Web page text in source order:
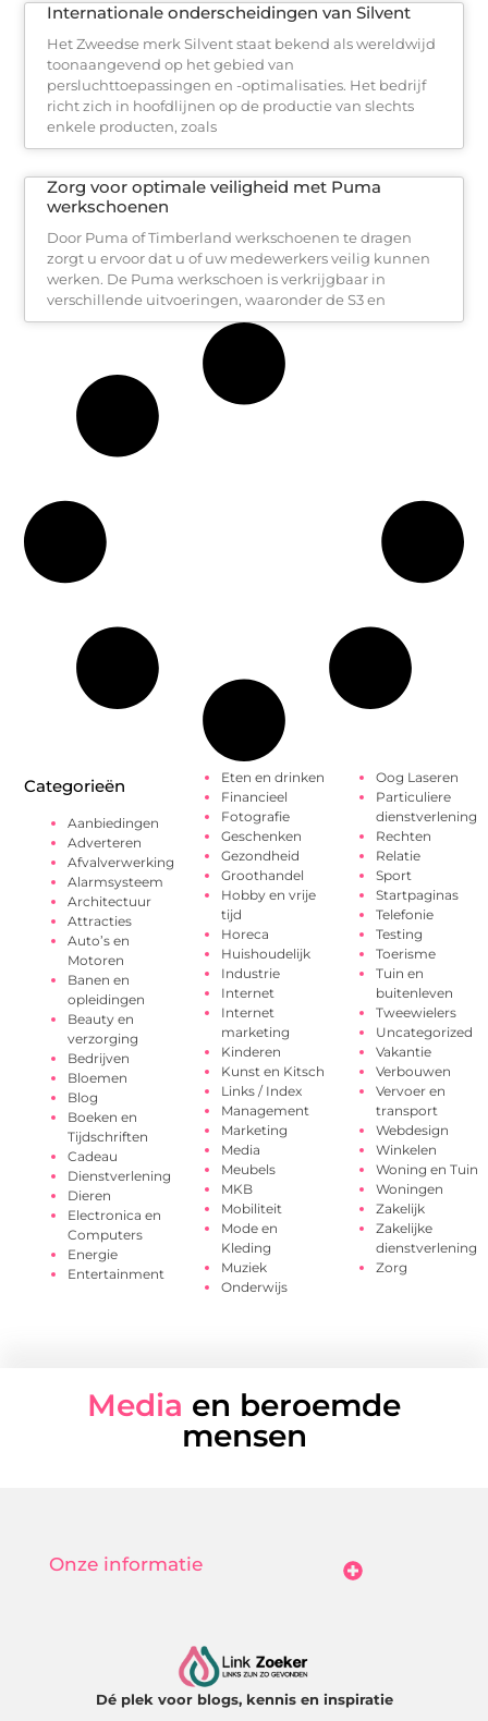
Internationale onderscheidingen van Silvent
Het Zweedse merk Silvent staat bekend als wereldwijd
toonaangevend op het gebied van
persluchttoepassingen en -optimalisaties. Het bedrijf
richt zich in hoofdlijnen op de productie van slechts
enkele producten, zoals
Zorg voor optimale veiligheid met Puma
werkschoenen
Door Puma of Timberland werkschoenen te dragen
zorgt u ervoor dat u of uw medewerkers veilig kunnen
werken. De Puma werkschoen is verkrijgbaar in
verschillende uitvoeringen, waaronder de S3 en
Categorieën
Aanbiedingen
Adverteren
Afvalverwerking
Alarmsysteem
Architectuur
Attracties
Auto’s en
Motoren
Banen en
opleidingen
Beauty en
verzorging
Bedrijven
Bloemen
Blog
Boeken en
Tijdschriften
Cadeau
Dienstverlening
Dieren
Electronica en
Computers
Energie
Entertainment
Eten en drinken
Financieel
Fotografie
Geschenken
Gezondheid
Groothandel
Hobby en vrije
tijd
Horeca
Huishoudelijk
Industrie
Internet
Internet
marketing
Kinderen
Kunst en Kitsch
Links / Index
Management
Marketing
Media
Meubels
MKB
Mobiliteit
Mode en
Kleding
Muziek
Onderwijs
Oog Laseren
Particuliere
dienstverlening
Rechten
Relatie
Sport
Startpaginas
Telefonie
Testing
Toerisme
Tuin en
buitenleven
Tweewielers
Uncategorized
Vakantie
Verbouwen
Vervoer en
transport
Webdesign
Winkelen
Woning en Tuin
Woningen
Zakelijk
Zakelijke
dienstverlening
Zorg
Media en beroemde
mensen
Dé plek voor blogs, kennis en inspiratie
Onze informatie